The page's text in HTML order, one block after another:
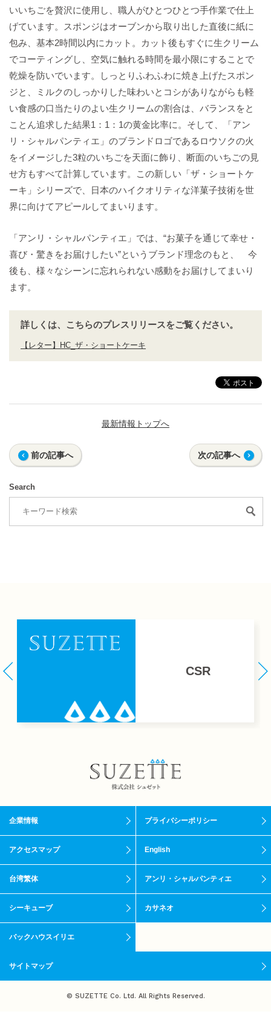
いいちごを贅沢に使用し、職人がひとつひとつ手作業で仕上
げています。スポンジはオーブンから取り出した直後に紙に
包み、基本2時間以内にカット。カット後もすぐに生クリーム
でコーティングし、空気に触れる時間を最小限にすることで
乾燥を防いでいます。しっとりふわふわに焼き上げたスポン
ジと、ミルクのしっかりした味わいとコシがありながらも軽
い食感の口当たりのよい生クリームの割合は、バランスをと
ことん追求した結果1：1：1の黄金比率に。そして、「アン
リ・シャルパンティエ」のブランドロゴであるロウソクの火
をイメージした3粒のいちごを天面に飾り、断面のいちごの見
せ方もすべて計算しています。この新しい「ザ・ショートケ
ーキ」シリーズで、日本のハイクオリティな洋菓子技術を世
界に向けてアピールしてまいります。
「アンリ・シャルパンティエ」では、“お菓子を通じて幸せ・
喜び・驚きをお届けしたい”というブランド理念のもと、 今
後も、様々なシーンに忘れられない感動をお届けしてまいり
ます。
詳しくは、こちらのプレスリリースをご覧ください。
【レター】HC_ザ・ショートケーキ
前の記事へ
最新情報トップへ
次の記事へ
Search
CSR
企業情報 プライバシーポリシー
アクセスマップ English
台湾繁体 アンリ・シャルパンティエ
シーキューブ カサネオ
バックハウスイリエ
サイトマップ
© SUZETTE Co. Ltd. All Rights Reserved.